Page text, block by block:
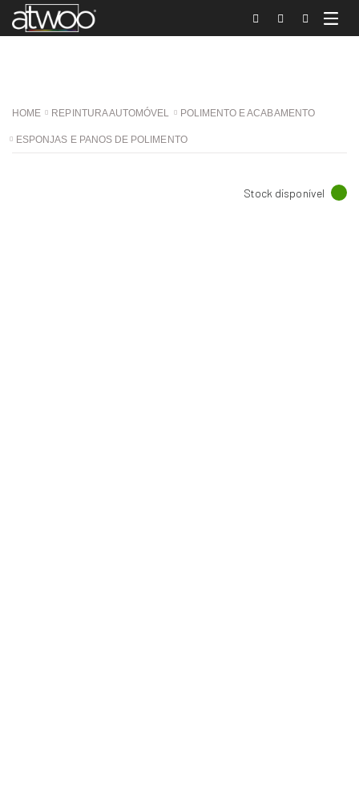
HOME REPINTURA AUTOMÓVEL POLIMENTO E ACABAMENTO
ESPONJAS E PANOS DE POLIMENTO
Stock disponível